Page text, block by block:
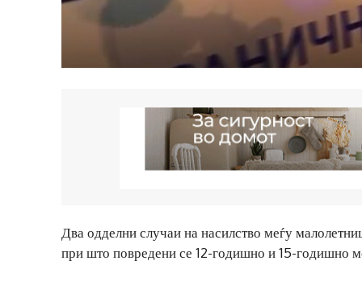
Два одделни случаи на насилство меѓу
при што повредени се 12-годишно и 15-годишно